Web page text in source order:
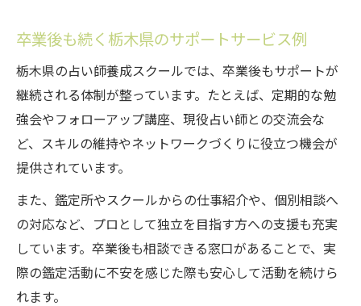
卒業後も続く栃木県のサポートサービス例
栃木県の占い師養成スクールでは、卒業後もサポートが
継続される体制が整っています。たとえば、定期的な勉
強会やフォローアップ講座、現役占い師との交流会な
ど、スキルの維持やネットワークづくりに役立つ機会が
提供されています。
また、鑑定所やスクールからの仕事紹介や、個別相談へ
の対応など、プロとして独立を目指す方への支援も充実
しています。卒業後も相談できる窓口があることで、実
際の鑑定活動に不安を感じた際も安心して活動を続けら
れます。